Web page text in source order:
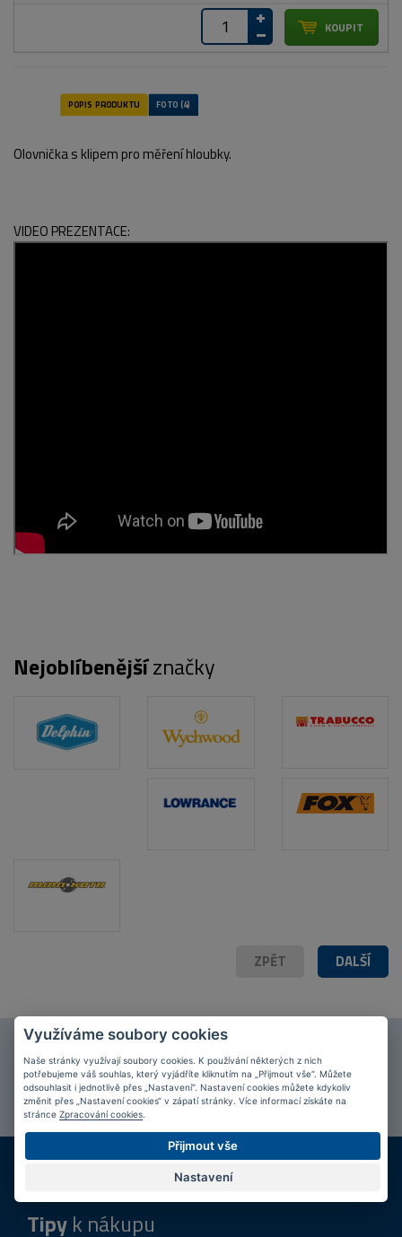
POPIS PRODUKTU FOTO (4)
Olovnička s klipem pro měření hloubky.
VIDEO PREZENTACE:
Nejoblíbenějšíznačky
DALŠÍ
ZPĚT
Připojte se k našimfanouškůmna Facebooku!
PŘIPOJIT SE
DOPRAVA ZDARMA
KAMENNÉ PRODEJNY
Jsme na trhu více než 10 let
Tipyk nákupu
Využíváme soubory cookies
Naše stránky využívají soubory cookies. K používání některých z nich
potřebujeme váš souhlas, který vyjádříte kliknutím na „Přijmout vše“. Můžete
odsouhlasit i jednotlivě přes „Nastavení“. Nastavení cookies můžete kdykoliv
změnit přes „Nastavení cookies“ v zápatí stránky. Více informací získáte na
stránce Zpracování cookies
Přijmout vše
Nastavení